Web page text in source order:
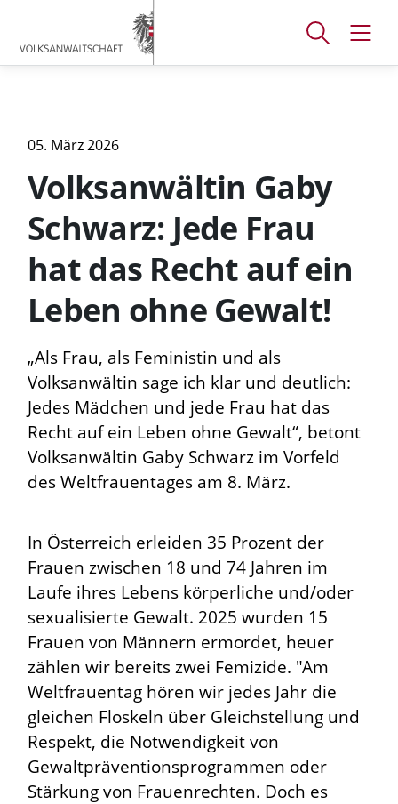
Zum
Hauptmenü
Zum
Inhalt
Zum
Footer
Suchfenster
05. März 2026
Volksanwältin Gaby
Schwarz: Jede Frau
hat das Recht auf ein
Leben ohne Gewalt!
„Als Frau, als Feministin und als
Volksanwältin sage ich klar und deutlich:
Jedes Mädchen und jede Frau hat das
Recht auf ein Leben ohne Gewalt“, betont
Volksanwältin Gaby Schwarz im Vorfeld
des Weltfrauentages am 8. März.
In Österreich erleiden 35 Prozent der
Frauen zwischen 18 und 74 Jahren im
Laufe ihres Lebens körperliche und/oder
sexualisierte Gewalt. 2025 wurden 15
Frauen von Männern ermordet, heuer
zählen wir bereits zwei Femizide. "Am
Weltfrauentag hören wir jedes Jahr die
gleichen Floskeln über Gleichstellung und
Respekt, die Notwendigkeit von
Gewaltpräventionsprogrammen oder
Stärkung von Frauenrechten. Doch es